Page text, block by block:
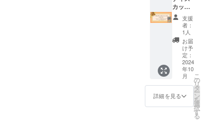
費：支
援者様
の交通
費や滞
在費は
各自で
ご負担
くださ
い。 ・
支援者
様との
連絡方
法：詳
細は
（内
容） ・
企業紹
介Time
・企業
パンフ
レット
配布 ・
書籍
「リメ
イク採
用」10
冊 ・Z
世代カ
パネル
ディス
カッ
ション
企業紹
介 ・企
業パン
フレッ
ト配布
・書籍
「リメ
イク採
用」5冊
・Z世代
カッ
ション
② ス
ポン
サー
「Z世代
×SDGs
エシカ
ル消
費、持
続可能
なビジ
ネスモ
デルを
支援
者：
1人
お届
け予
定：
2024
年10
月
詳細を見る
こ
の
リ
タ
ー
ン
を
選
択
す
る